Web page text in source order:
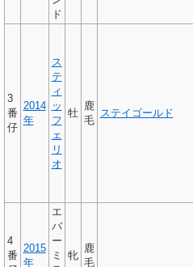
ド
3
番
仔
2014
年
ス
テ
ィ
ッ
フ
ェ
リ
オ
牡
鹿
毛
ステイゴールド
4
番
2015
年
エ
バ
ー
ミ
牝
鹿
毛